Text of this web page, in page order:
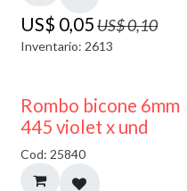
US$ 0,05US$0,10
Inventario: 2613
50% DESCUENTO
Rombo bicone 6mm
445 violet x und
Cod: 25840